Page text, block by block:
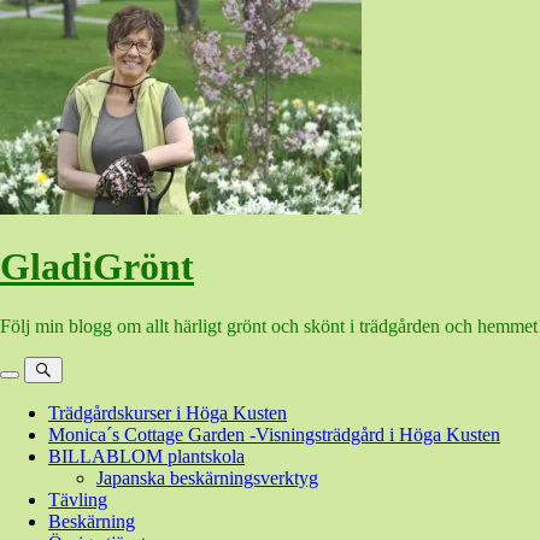
Hoppa
GladiGrönt
Följ min blogg om allt härligt grönt och skönt i trädgården och
MenySök
Trädgårdskurser i Höga Kusten
Monica´s Cottage Garden -Visningsträdgård i Höga Kusten
BILLABLOM plantskola
Japanska beskärningsverktyg
Tävling
Beskärning